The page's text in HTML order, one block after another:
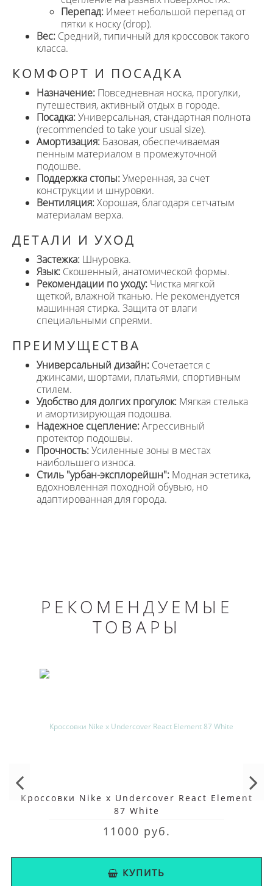
Перепад: Имеет небольшой перепад от
пятки к носку (drop).
Вес: Средний, типичный для кроссовок такого
класса.
КОМФОРТ И ПОСАДКА
Назначение: Повседневная носка, прогулки,
путешествия, активный отдых в городе.
Посадка:Универсальная, стандартная полнота
(recommended to take your usual size).
Амортизация: Базовая, обеспечиваемая
пенным материалом в промежуточной
подошве.
Поддержка стопы:Умеренная, за счет
конструкции и шнуровки.
Вентиляция:Хорошая, благодаря сетчатым
материалам верха.
ДЕТАЛИ И УХОД
Застежка: Шнуровка.
Язык: Скошенный, анатомической формы.
Рекомендации по уходу: Чистка мягкой
щеткой, влажной тканью. Не рекомендуется
машинная стирка. Защита от влаги
специальными спреями.
ПРЕИМУЩЕСТВА
Универсальный дизайн: Сочетается с
джинсами, шортами, платьями, спортивным
стилем.
Удобство для долгих прогулок: Мягкая стелька
и амортизирующая подошва.
Надежное сцепление:Агрессивный
протектор подошвы.
Прочность:Усиленные зоны в местах
наибольшего износа.
Стиль "урбан-эксплорейшн": Модная эстетика,
вдохновленная походной обувью, но
адаптированная для города.
РЕКОМЕНДУЕМЫЕ
ТОВАРЫ
Кроссовки Nike x Undercover React Element
87 White
11000 руб.
КУПИТЬ